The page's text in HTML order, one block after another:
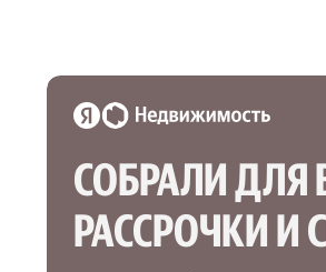
СОБРАЛИ ДЛЯ
РАССРОЧКИ И